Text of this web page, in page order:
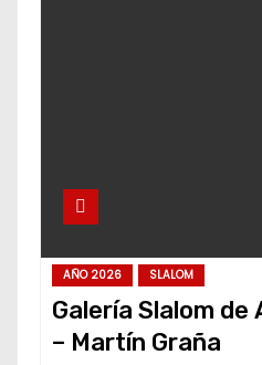
AÑO 2026 SLALOM
Galería Slalom
– Martín Graña